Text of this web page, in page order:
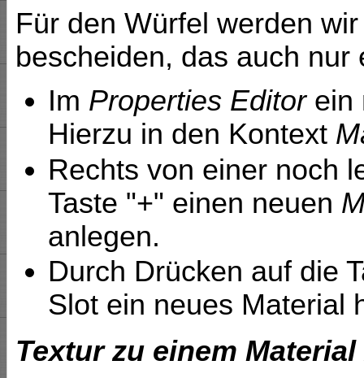
Für den Würfel werden
bescheiden, das auch nur
Im Properties Editorein
Hierzu in den Kontext
Rechts von einer noch
Taste "+" einen neuen
anlegen.
Durch Drücken auf die
Slot ein neues Material
Textur zu einem